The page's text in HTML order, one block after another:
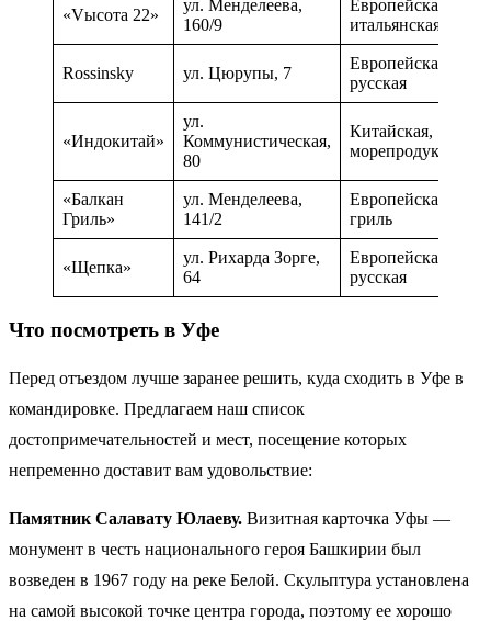
«Vысота 22»
ул. Менделеева,
160/9
Европейская,
итальянская
Rossinsky ул. Цюрупы, 7
Европейская,
русская
«Индокитай»
ул.
Коммунистическая,
80
Китайская,
морепродукты
«Балкан
Гриль»
ул. Менделеева,
141/2
Европейская,
гриль
«Щепка»
ул. Рихарда Зорге,
64
Европейская,
русская
Что посмотреть в Уфе
Перед отъездом лучше заранее решить, куда сходить в Уфе в
командировке. Предлагаем наш список
достопримечательностей и мест, посещение которых
непременно доставит вам удовольствие:
Памятник Салавату Юлаеву. Визитная карточка Уфы —
монумент в честь национального героя Башкирии был
возведен в 1967 году на реке Белой. Скульптура установлена
на самой высокой точке центра города, поэтому ее хорошо